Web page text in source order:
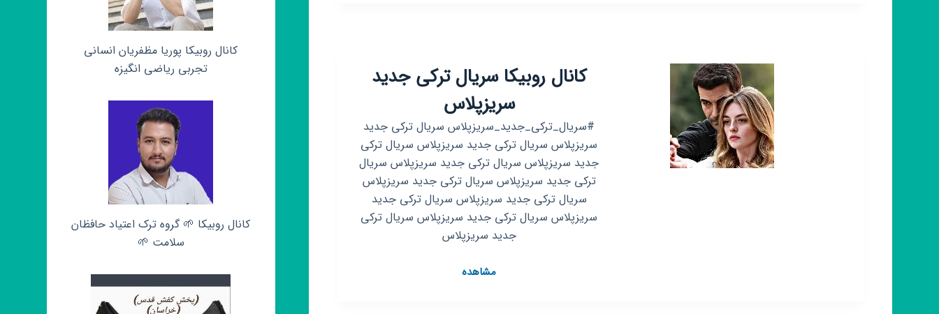
کانال روبیکا سریال ترکی جدید
سریزپلاس
#سریال_ترکی_جدید_سریزپلاس سریال ترکی جدید
سریزپلاس سریال ترکی جدید سریزپلاس سریال ترکی
جدید سریزپلاس سریال ترکی جدید سریزپلاس سریال
ترکی جدید سریزپلاس سریال ترکی جدید سریزپلاس
سریال ترکی جدید سریزپلاس سریال ترکی جدید
سریزپلاس سریال ترکی جدید سریزپلاس سریال ترکی
جدید سریزپلاس
مشاهدهکانال
کانال روبیکا پوریا مظفریان انسانی
تجربی ریاضی انگیزه
کانال روبیکا 🌱 گروه ترک اعتیاد حافظان
سلامت 🌱